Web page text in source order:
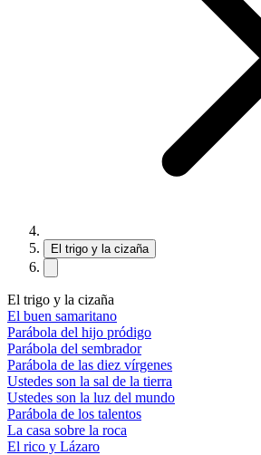
El trigo y la cizaña
El trigo y la cizaña
El buen samaritano
Parábola del hijo pródigo
Parábola del sembrador
Parábola de las diez vírgenes
Ustedes son la sal de la tierra
Ustedes son la luz del mundo
Parábola de los talentos
La casa sobre la roca
El rico y Lázaro